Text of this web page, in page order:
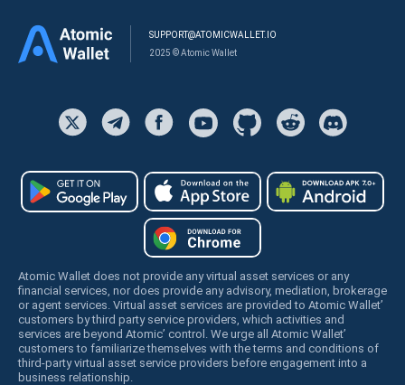
SUPPORT@ATOMICWALLET.IO
2025 © Atomic Wallet
Atomic Wallet does not provide any virtual asset services or any
financial services, nor does provide any advisory, mediation, brokerage
or agent services. Virtual asset services are provided to Atomic Wallet’
customers by third party service providers, which activities and
services are beyond Atomic’ control. We urge all Atomic Wallet’
customers to familiarize themselves with the terms and conditions of
third-party virtual asset service providers before engagement into a
business relationship.